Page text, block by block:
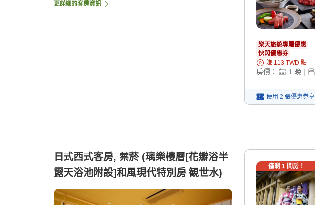
更詳細的客房資訊
樂天旅遊專屬優惠
快閃優惠券
賺 113 TWD 點
房價： 1 晚 |
使用 2 張優惠券享
日式西式客房, 禁菸 (璃樂樓層[花瓣浴半
露天浴池附設]和風現代特別房 観世水)
僅剩 1 間房！